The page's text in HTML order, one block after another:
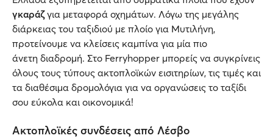
γκαράζγια μεταφορά οχημάτων. Λόγω της μεγάλης
διάρκειας του ταξιδιού με πλοίο για Μυτιλήνη,
προτείνουμε να κλείσεις καμπίνα για μία πιο
άνετη διαδρομή. Στο Ferryhopper μπορείς να συγκρίνεις
όλους τους τύπους ακτοπλοϊκών εισιτηρίων, τις τιμές και
τα διαθέσιμα δρομολόγια για να οργανώσεις το ταξίδι
σου εύκολα και οικονομικά!
Ακτοπλοϊκές συνδέσεις από Λέσβο